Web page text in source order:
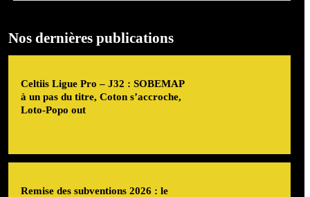
Nos dernières publications
Celtiis Ligue Pro – J32 : SOBEMAP
à un pas du titre, Coton s’accroche,
Loto-Popo out
Remise des subventions 2026 : le